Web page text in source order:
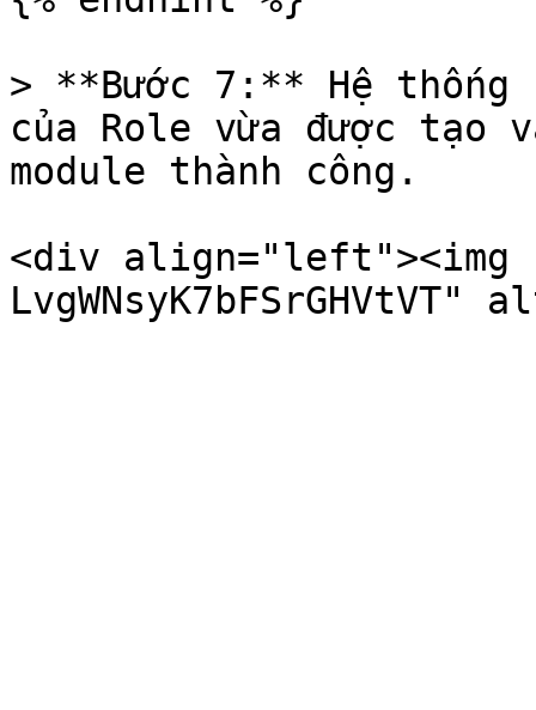
> **Bước 7:** Hệ
của Role vừa được tạo
module thành công.
<div